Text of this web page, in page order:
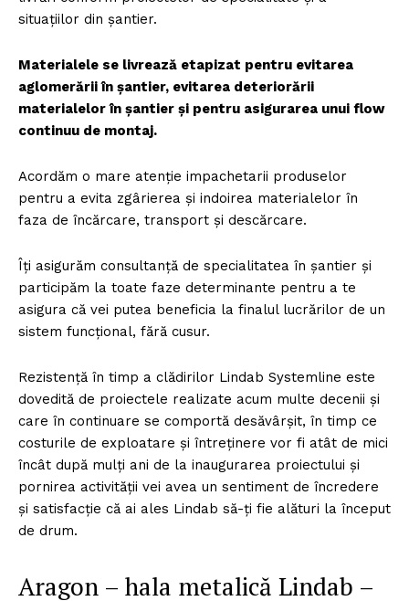
situațiilor din șantier.
Materialele se livrează etapizat pentru evitarea
aglomerării în șantier, evitarea deteriorării
materialelor în șantier și pentru asigurarea unui flow
continuu de montaj.
Acordăm o mare atenție impachetarii produselor
pentru a evita zgârierea și indoirea materialelor în
faza de încărcare, transport și descărcare.
Îți asigurăm consultanță de specialitatea în șantier și
participăm la toate faze determinante pentru a te
asigura că vei putea beneficia la finalul lucrărilor de un
sistem funcțional, fără cusur.
Rezistență în timp a clădirilor Lindab Systemline este
dovedită de proiectele realizate acum multe decenii și
care în continuare se comportă desăvârșit, în timp ce
costurile de exploatare și întreținere vor fi atât de mici
încât după mulți ani de la inaugurarea proiectului și
pornirea activității vei avea un sentiment de încredere
și satisfacție că ai ales Lindab să-ți fie alături la început
de drum.
Aragon – hala metalică Lindab –